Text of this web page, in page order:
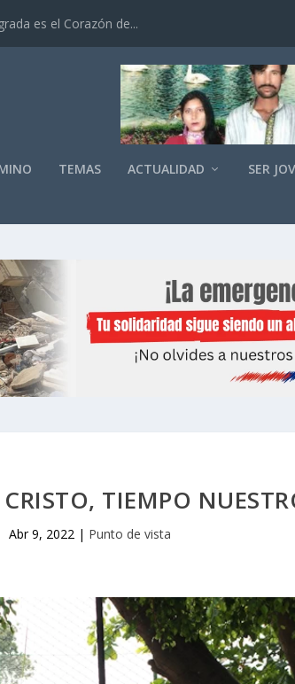
es el Corazón de...
TEMAS ACTUALIDAD SER
TIEMPO
Abr 9, 2022 | Punto de vista